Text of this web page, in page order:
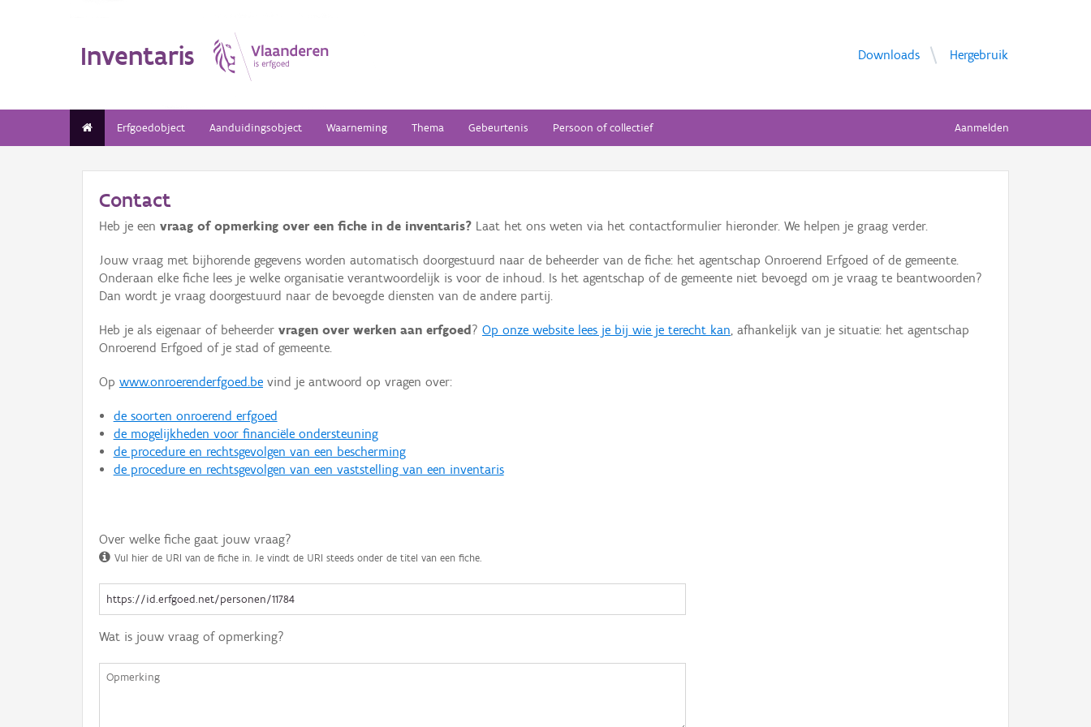
Inventaris Downloads Hergebruik
Erfgoedobject Aanduidingsobject Waarneming Thema Gebeurtenis Persoon of collectief Aanmelden
Contact
Heb je een vraag of opmerking over een fiche in de inventaris? Laat het ons weten via het contactformulier hieronder. We helpen je graag verder.
Jouw vraag met bijhorende gegevens worden automatisch doorgestuurd naar de beheerder van de fiche: het agentschap Onroerend Erfgoed of de gemeente.
Onderaan elke fiche lees je welke organisatie verantwoordelijk is voor de inhoud. Is het agentschap of de gemeente niet bevoegd om je vraag te beantwoorden?
Dan wordt je vraag doorgestuurd naar de bevoegde diensten van de andere partij.
Heb je als eigenaar of beheerder vragen over werken aan erfgoed ? Op onze website lees je bij wie je terecht kan, afhankelijk van je situatie: het agentschap
Onroerend Erfgoed of je stad of gemeente.
Op www.onroerenderfgoed.be vind je antwoord op vragen over:
de soorten onroerend erfgoed
de mogelijkheden voor financiële ondersteuning
de procedure en rechtsgevolgen van een bescherming
de procedure en rechtsgevolgen van een vaststelling van een inventaris
Over welke fiche gaat jouw vraag?
Vul hier de URI van de fiche in. Je vindt de URI steeds onder de titel van een fiche.
Wat is jouw vraag of opmerking?